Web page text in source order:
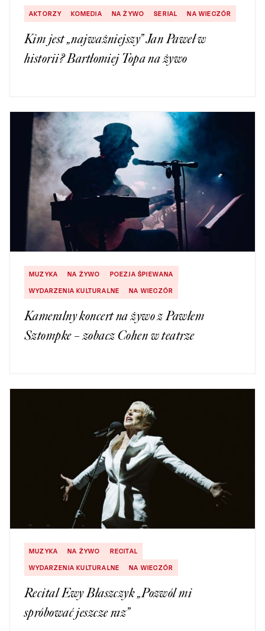
AKTORZY KOMEDIA NA ŻYWO SERIAL NA WIECZÓR
Kim jest „najważniejszy” Jan Paweł w
historii? Bartłomiej Topa na żywo
MUZYKA NA ŻYWO
POEZJA ŚPIEWANA
WYDARZENIA KULTURALNE
NA WIECZÓR
Kameralny koncert na żywo z Pawłem
Sztompke – zobacz Cohen w teatrze
MUZYKA NA ŻYWO
RECITAL
WYDARZENIA KULTURALNE
NA WIECZÓR
Recital Ewy Błaszczyk „Pozwól mi
spróbować jeszcze raz”